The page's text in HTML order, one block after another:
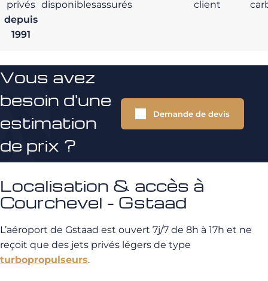
privés
depuis
1991
disponiblesassurés client
Vous avez
besoin d'une
estimation
de prix ?
Demande de devis
Localisation & accès à
Courchevel - Gstaad
L’aéroport de Gstaad est ouvert 7j/7 de 8h à 17h et ne
reçoit que des jets privés légers de type
turbopropulseurs.